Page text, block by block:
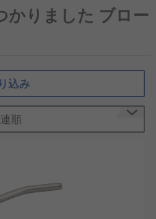
び RS Pro などで
まれるのはブラケッ
クステンション、
セサリが必要
しているため、簡単
部品は、ブローガン
かりました ブロー
込み
順